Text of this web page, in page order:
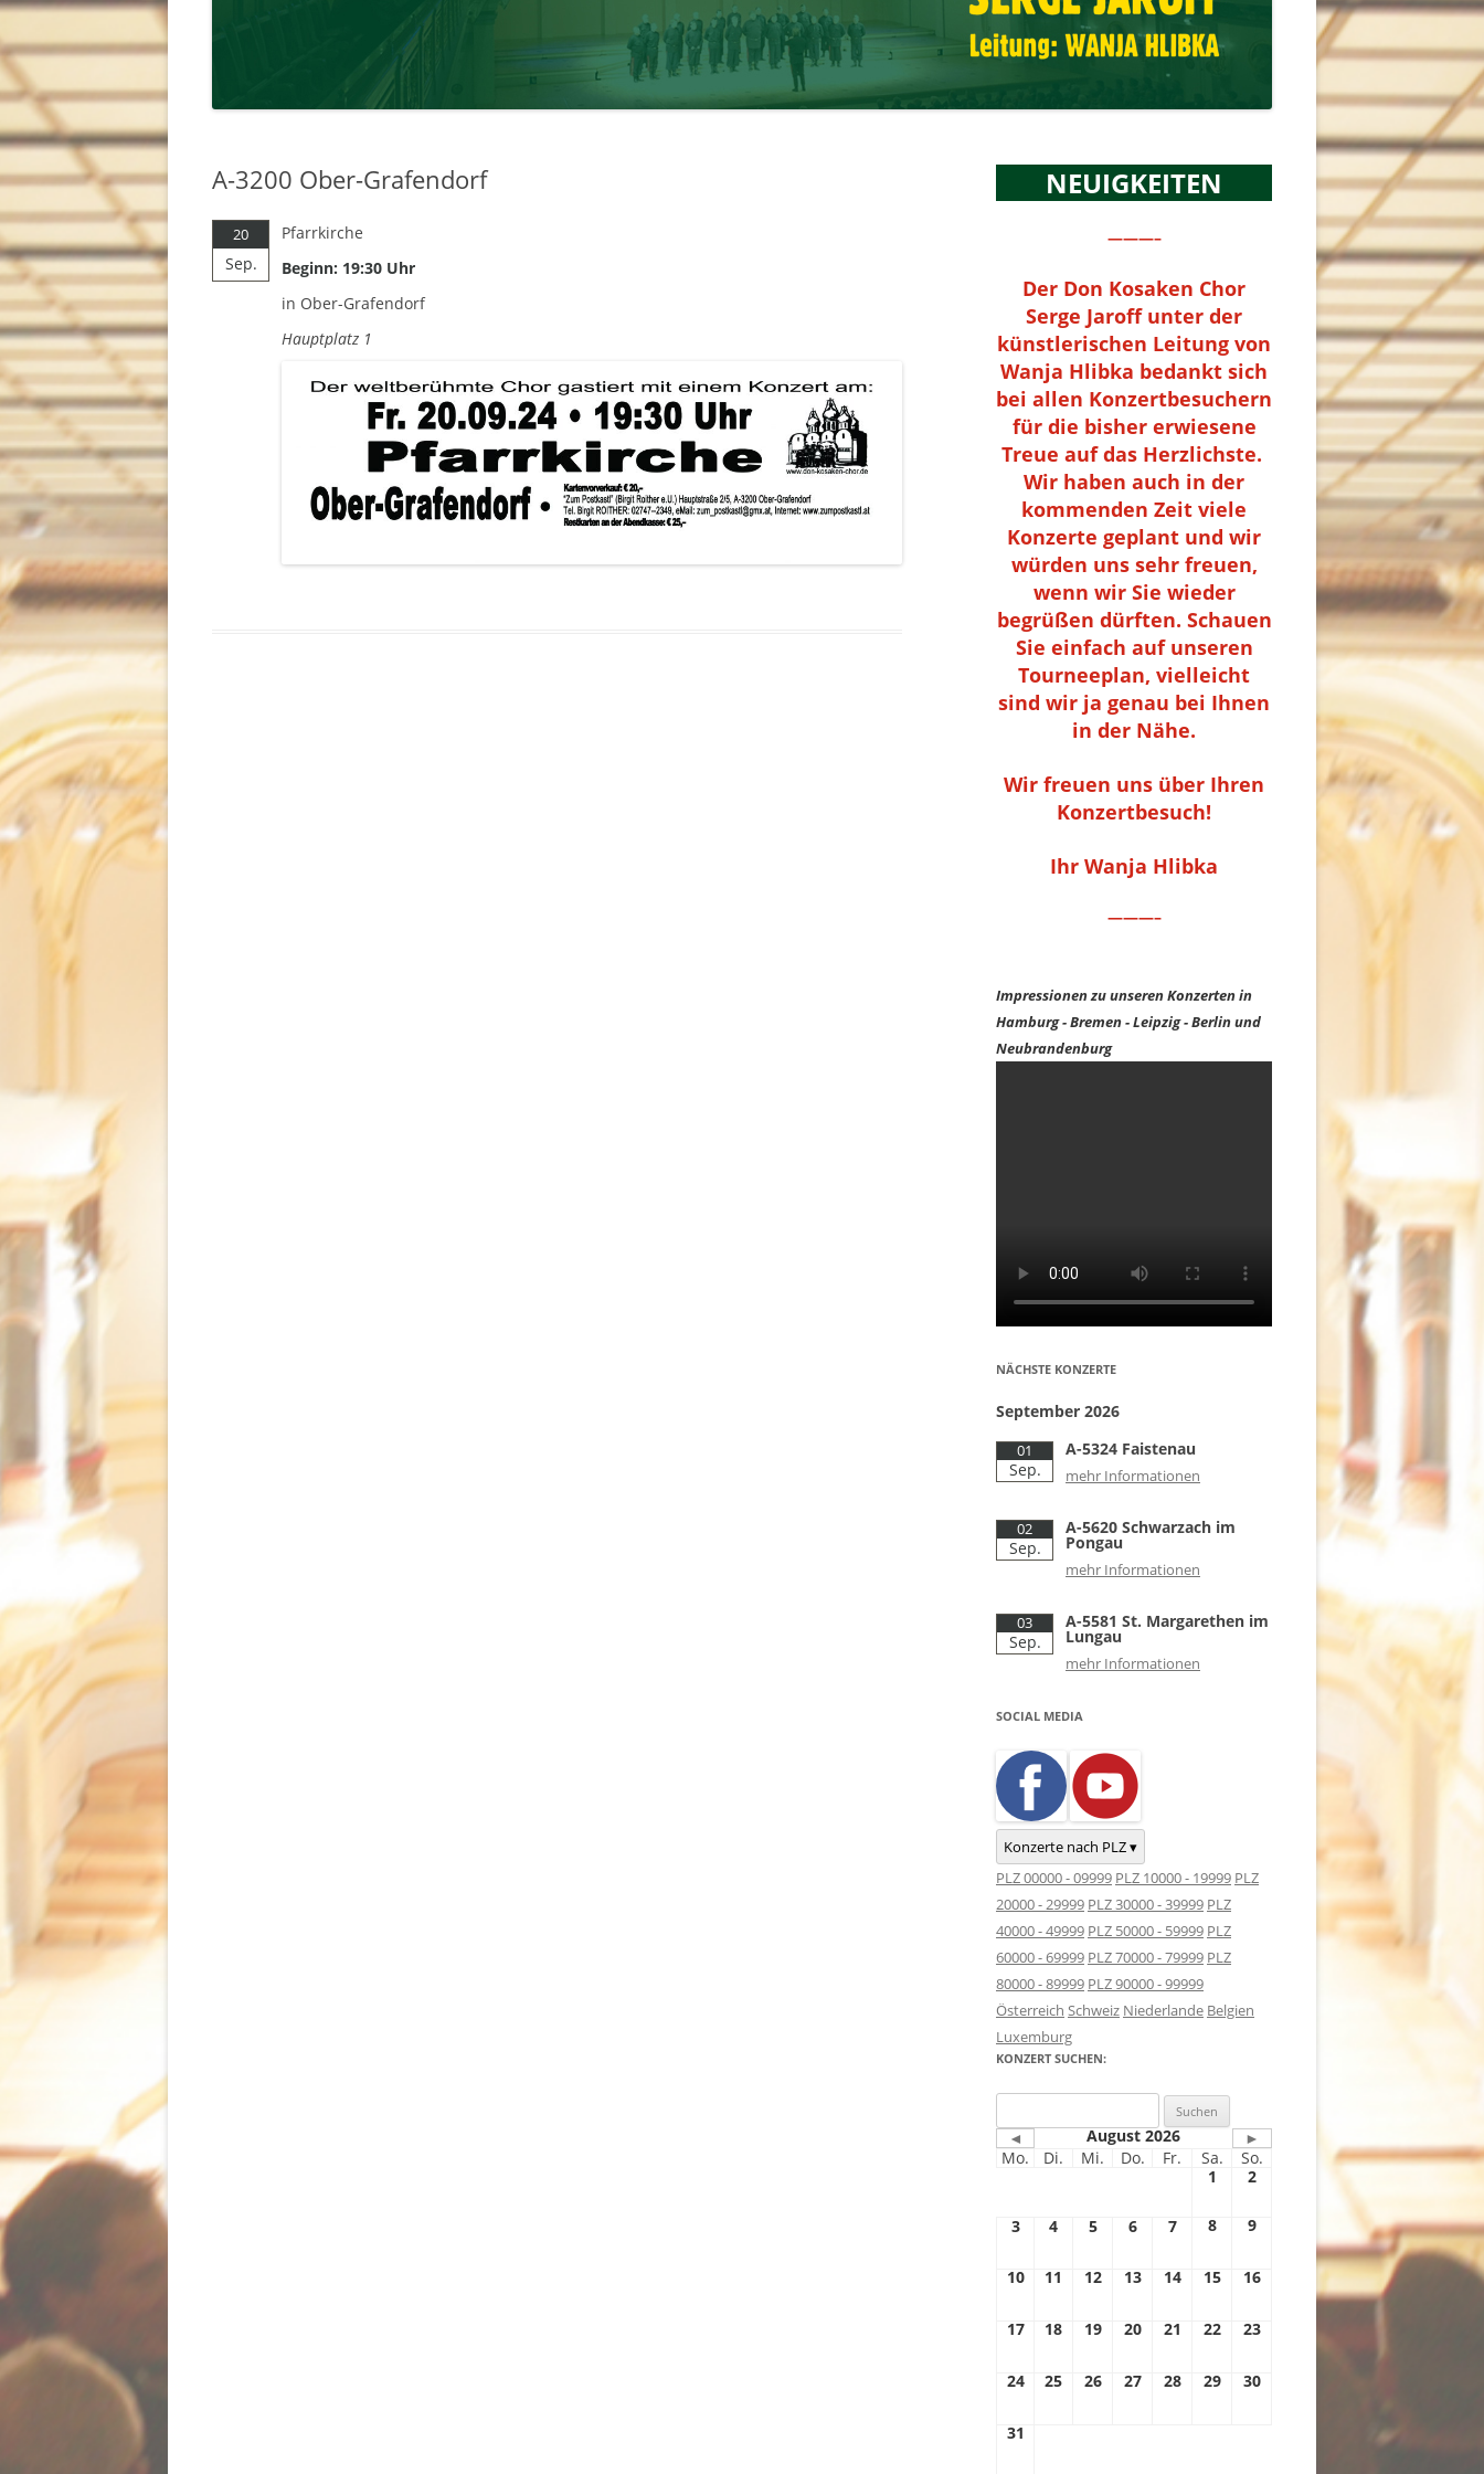
A-3200 Ober-Grafendorf
20
Sep.
Pfarrkirche
Beginn: 19:30 Uhr
in Ober-Grafendorf
Hauptplatz 1
NEUIGKEITEN
———–
Der Don Kosaken Chor
Serge Jaroff unter der
künstlerischen Leitung von
Wanja Hlibka bedankt sich
bei allen Konzertbesuchern
für die bisher erwiesene
Treue auf das Herzlichste.
Wir haben auch in der
kommenden Zeit viele
Konzerte geplant und wir
würden uns sehr freuen,
wenn wir Sie wieder
begrüßen dürften. Schauen
Sie einfach auf unseren
Tourneeplan, vielleicht
sind wir ja genau bei Ihnen
in der Nähe.
Wir freuen uns über Ihren
Konzertbesuch!
Ihr Wanja Hlibka
———–
Impressionen zu unseren Konzerten in
Hamburg - Bremen - Leipzig - Berlin und
Neubrandenburg
NÄCHSTE KONZERTE
September 2026
01
Sep.
A-5324 Faistenau
mehr Informationen
02
Sep.
A-5620 Schwarzach im
Pongau
mehr Informationen
03
Sep.
A-5581 St. Margarethen im
Lungau
mehr Informationen
SOCIAL MEDIA
Konzerte nach PLZ ▾
PLZ 00000 - 09999 PLZ 10000 - 19999 PLZ
20000 - 29999 PLZ 30000 - 39999 PLZ
40000 - 49999 PLZ 50000 - 59999 PLZ
60000 - 69999 PLZ 70000 - 79999 PLZ
80000 - 89999 PLZ 90000 - 99999
Österreich Schweiz Niederlande Belgien
Luxemburg
KONZERT SUCHEN:
nach:
◄ August 2026
►
Mo.
Di. Mi. Do. Fr. Sa.
So.
1
2
3 4 5 6 7 8 9
10 11 12 13 14 15 16
17 18 19 20 21 22 23
24 25 26 27 28 29 30
31